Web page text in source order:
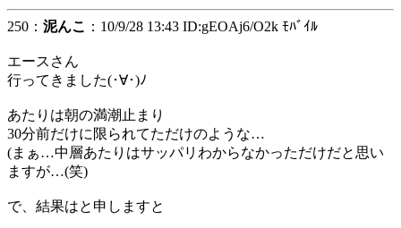
250： 泥んこ ：10/9/28 13:43 ID:gEOAj6/O2k ﾓﾊﾞｲﾙ
エースさん
行ってきました(･∀･)ﾉ
あたりは朝の満潮止まり
30分前だけに限られてただけのような…
(まぁ…中層あたりはサッパリわからなかっただけだと思い
ますが…(笑)
で、結果はと申しますと